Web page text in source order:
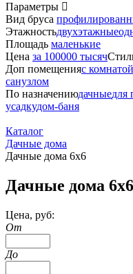
Параметры
Вид бруса
Этажностьдвухэтажные
Площадь маленькие
Цена за 100000 тысяч
Доп помещенияс
санузлом
По назначениюдачныедля
усадкудом-баня
Каталог
Дачные дома
Дачные дома 6х6
Дачные дома 6х6
Цена, руб:
От
До